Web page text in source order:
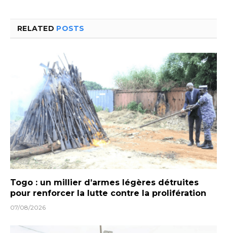
RELATED POSTS
Togo : un millier d’armes légères détruites
pour renforcer la lutte contre la prolifération
07/08/2026